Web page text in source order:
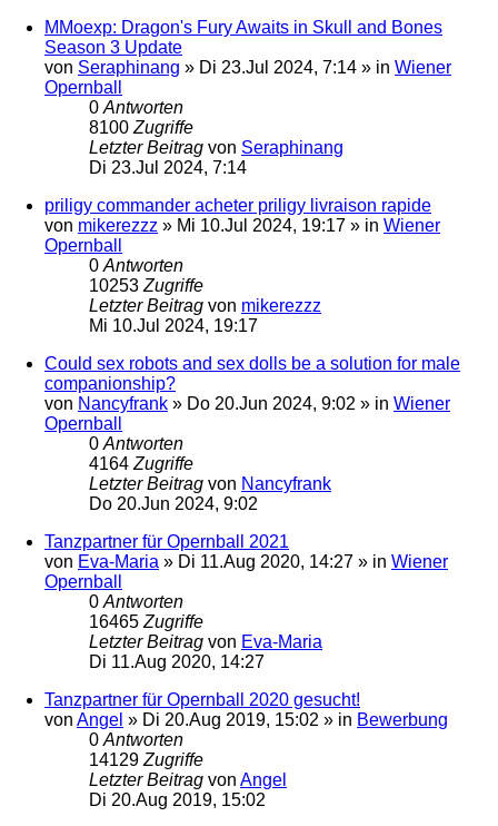
MMoexp: Dragon's Fury Awaits in Skull and Bones
Season 3 Update
von Seraphinang » Di 23.Jul 2024, 7:14 » in Wiener
Opernball
0 Antworten
8100 Zugriffe
Letzter Beitrag von Seraphinang
Di 23.Jul 2024, 7:14
priligy commander acheter priligy livraison rapide
von mikerezzz » Mi 10.Jul 2024, 19:17 » in Wiener
Opernball
0 Antworten
10253 Zugriffe
Letzter Beitrag von mikerezzz
Mi 10.Jul 2024, 19:17
Could sex robots and sex dolls be a solution for male
companionship?
von Nancyfrank » Do 20.Jun 2024, 9:02 » in Wiener
Opernball
0 Antworten
4164 Zugriffe
Letzter Beitrag von Nancyfrank
Do 20.Jun 2024, 9:02
Tanzpartner für Opernball 2021
von Eva-Maria » Di 11.Aug 2020, 14:27 » in Wiener
Opernball
0 Antworten
16465 Zugriffe
Letzter Beitrag von Eva-Maria
Di 11.Aug 2020, 14:27
Tanzpartner für Opernball 2020 gesucht!
von Angel » Di 20.Aug 2019, 15:02 » in Bewerbung
0 Antworten
14129 Zugriffe
Letzter Beitrag von Angel
Di 20.Aug 2019, 15:02